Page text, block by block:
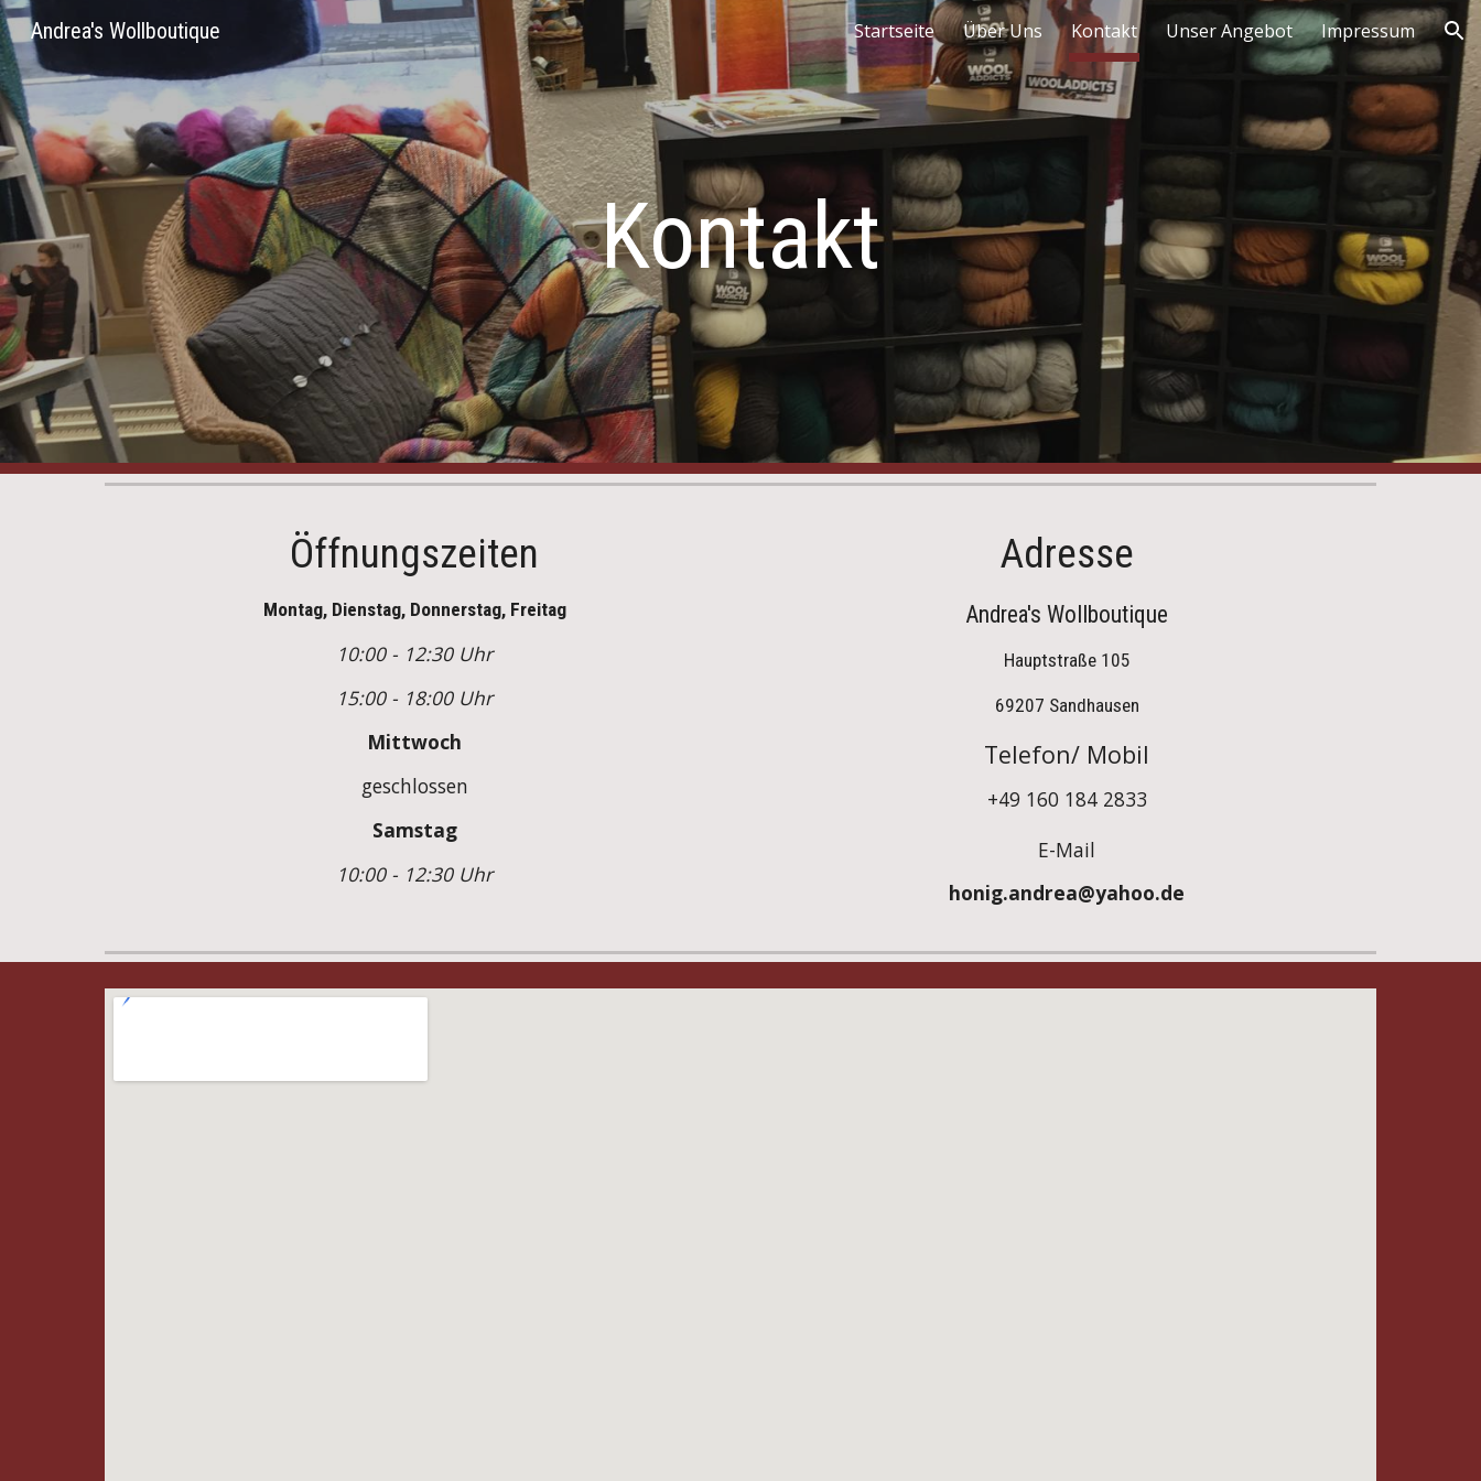
Skip to main content Skip to navigation
Andrea's Wollboutique Startseite Über Uns Kontakt Unser Angebot Impressum
Kontakt
Öffnungszeiten
Montag, Dienstag, Donnerstag, Freitag
10:00 - 12:30 Uhr
15:00 - 18:00 Uhr
Mittwoch
geschlossen
Samstag
10:00 - 12:30 Uhr
Adresse
Andrea's Wollboutique
Hauptstraße 105
69207 Sandhausen
Telefon/ Mobil
+49 160 184 2833
E-Mail
honig.andrea@yahoo.de